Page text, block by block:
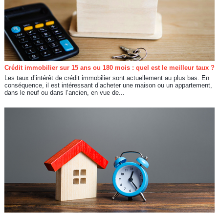
Crédit immobilier sur 15 ans ou 180 mois : quel est le meilleur taux ?
Les taux d’intérêt de crédit immobilier sont actuellement au plus bas. En
conséquence, il est intéressant d’acheter une maison ou un appartement,
dans le neuf ou dans l’ancien, en vue de...